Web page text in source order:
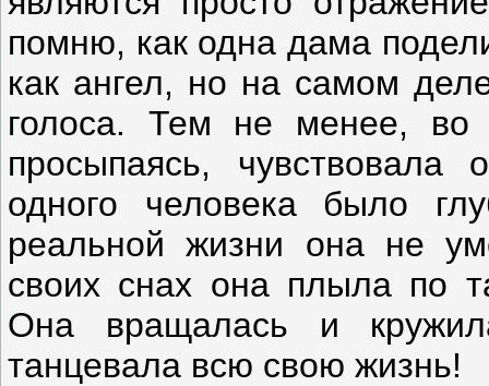
помню, как одна дама
как ангел, но на самом
голоса. Тем не менее, во
просыпаясь,
одного человека было
реальной жизни она не
своих снах она плыла по
Она вращалась и
танцевала всю свою жизнь!